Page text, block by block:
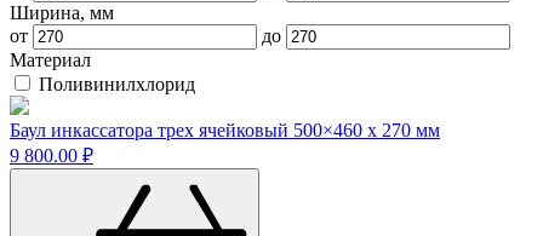
Ширина, мм
от
до
Материал
Поливинилхлорид
Баул инкассатора трех ячейковый 500×460 х 270 мм
9 800.00 ₽